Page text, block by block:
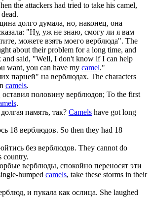
the attackers had tried to take his camel,
долго думала, но, наконец, она
"Ну, уж не знаю, смогу ли я вам
можете взять моего верблюда". The
about their problem for a long time, and
and said, "Well, I don't know if I can help
want, you can have my camel."
парней" на верблюдах. The characters
camels.
половину верблюдов; To the first
.
память, так? Camels have got long
18 верблюдов. So then they had 18
без верблюдов. They cannot do
country.
верблюды, спокойно переносят эти
humped camels, take these storms in their
, и пукала как ослица. She laughed